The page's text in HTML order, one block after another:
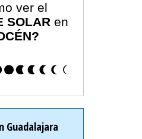
ver el
SOLAR en
Guadalajara